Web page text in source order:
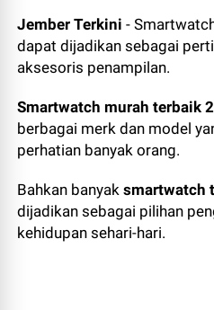
Jember Terkini -
dapat dijadikan sebagai
aksesoris penampilan.
Smartwatch murah terbaik
berbagai merk dan model
perhatian banyak orang.
Bahkan banyaksmartwatch
dijadikan sebagai pilihan
kehidupan sehari-hari.